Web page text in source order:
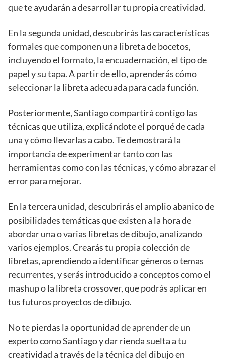
que te ayudarán a desarrollar tu propia creatividad.
En la segunda unidad, descubrirás las características
formales que componen una libreta de bocetos,
incluyendo el formato, la encuadernación, el tipo de
papel y su tapa. A partir de ello, aprenderás cómo
seleccionar la libreta adecuada para cada función.
Posteriormente, Santiago compartirá contigo las
técnicas que utiliza, explicándote el porqué de cada
una y cómo llevarlas a cabo. Te demostrará la
importancia de experimentar tanto con las
herramientas como con las técnicas, y cómo abrazar el
error para mejorar.
En la tercera unidad, descubrirás el amplio abanico de
posibilidades temáticas que existen a la hora de
abordar una o varias libretas de dibujo, analizando
varios ejemplos. Crearás tu propia colección de
libretas, aprendiendo a identificar géneros o temas
recurrentes, y serás introducido a conceptos como el
mashup o la libreta crossover, que podrás aplicar en
tus futuros proyectos de dibujo.
No te pierdas la oportunidad de aprender de un
experto como Santiago y dar rienda suelta a tu
creatividad a través de la técnica del dibujo en